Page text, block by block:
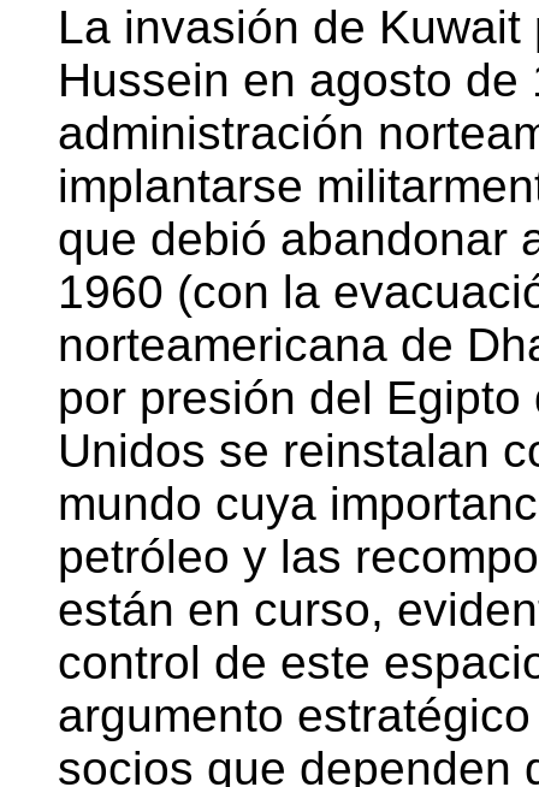
La invasión de
Hussein en agosto
administración
implantarse
que debió abandonar
1960 (con la
norteamericana de
por presión del
Unidos se reinstalan
mundo cuya
petróleo y las
están en curso,
control de este
argumento
socios que dependen